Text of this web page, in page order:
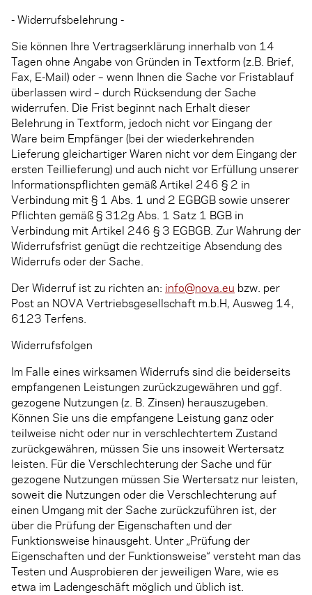
- Widerrufsbelehrung -
Sie können Ihre Vertragserklärung innerhalb von 14
Tagen ohne Angabe von Gründen in Textform (z.B. Brief,
Fax, E-Mail) oder – wenn Ihnen die Sache vor Fristablauf
überlassen wird – durch Rücksendung der Sache
widerrufen. Die Frist beginnt nach Erhalt dieser
Belehrung in Textform, jedoch nicht vor Eingang der
Ware beim Empfänger (bei der wiederkehrenden
Lieferung gleichartiger Waren nicht vor dem Eingang der
ersten Teillieferung) und auch nicht vor Erfüllung unserer
Informationspflichten gemäß Artikel 246 § 2 in
Verbindung mit § 1 Abs. 1 und 2 EGBGB sowie unserer
Pflichten gemäß § 312g Abs. 1 Satz 1 BGB in
Verbindung mit Artikel 246 § 3 EGBGB. Zur Wahrung der
Widerrufsfrist genügt die rechtzeitige Absendung des
Widerrufs oder der Sache.
Der Widerruf ist zu richten an: info@nova.eu bzw. per
Post an NOVA Vertriebsgesellschaft m.b.H, Ausweg 14,
6123 Terfens.
Widerrufsfolgen
Im Falle eines wirksamen Widerrufs sind die beiderseits
empfangenen Leistungen zurückzugewähren und ggf.
gezogene Nutzungen (z. B. Zinsen) herauszugeben.
Können Sie uns die empfangene Leistung ganz oder
teilweise nicht oder nur in verschlechtertem Zustand
zurückgewähren, müssen Sie uns insoweit Wertersatz
leisten. Für die Verschlechterung der Sache und für
gezogene Nutzungen müssen Sie Wertersatz nur leisten,
soweit die Nutzungen oder die Verschlechterung auf
einen Umgang mit der Sache zurückzuführen ist, der
über die Prüfung der Eigenschaften und der
Funktionsweise hinausgeht. Unter „Prüfung der
Eigenschaften und der Funktionsweise“ versteht man das
Testen und Ausprobieren der jeweiligen Ware, wie es
etwa im Ladengeschäft möglich und üblich ist.